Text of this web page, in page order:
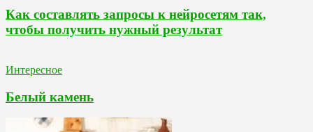
Как составлять запросы к нейросетям так,
чтобы получить нужный результат
Интересное
Белый камень